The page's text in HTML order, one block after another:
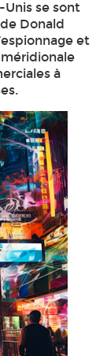
Unis se sont
Donald
et
à